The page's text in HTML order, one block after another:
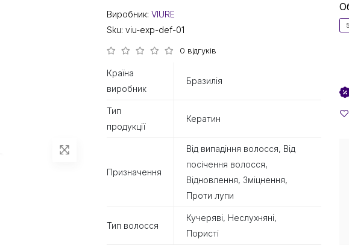
Виробник: VIURE
Sku: viu-exp-def-01
0 відгуків
Країна
виробник
Бразилія
Тип
продукції
Кератин
Призначення
Від випадіння волосся, Від
посічення волосся,
Відновлення, Зміцнення,
Проти лупи
Тип волосся
Кучеряві, Неслухняні,
Пористі